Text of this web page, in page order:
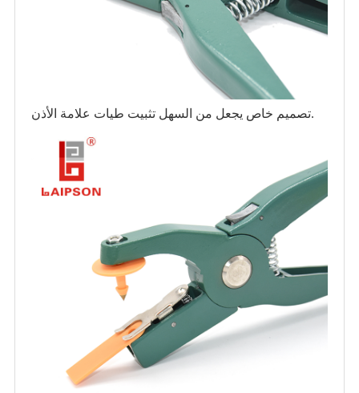
تصميم خاص يجعل من السهل تثبيت طيات علامة الأذن.